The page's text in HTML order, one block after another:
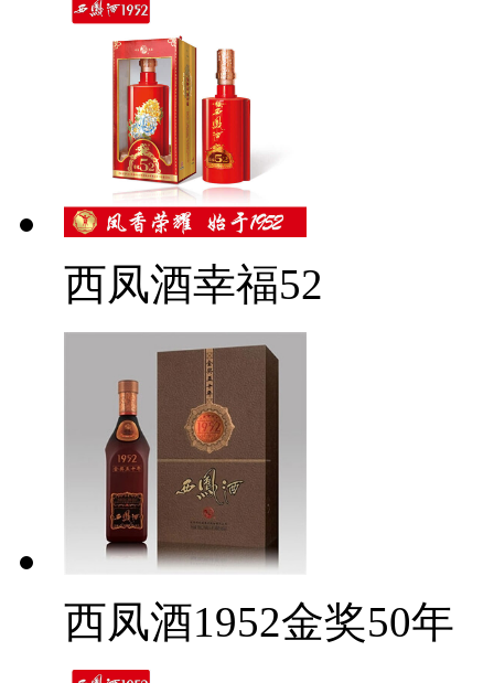
西凤酒幸福52
西凤酒1952金奖50年